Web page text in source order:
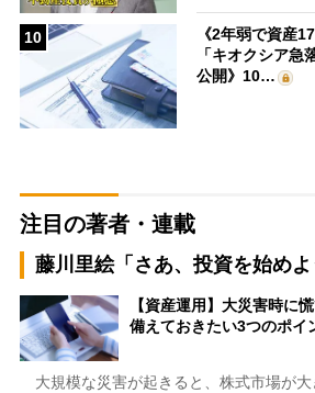
10
《2年弱で資産
「キオクシア急
公開》10…
注目の著者・連載
藤川里絵「さあ、投資を始めよ
【資産運用】大災害時に
備えておきたい3つのポ
大規模な災害が起きると、株式市場が大